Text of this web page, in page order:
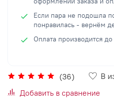
(36)
В
Добавить в сравнение
Если пара не подошла
понравилась - вернём
Оплата производится